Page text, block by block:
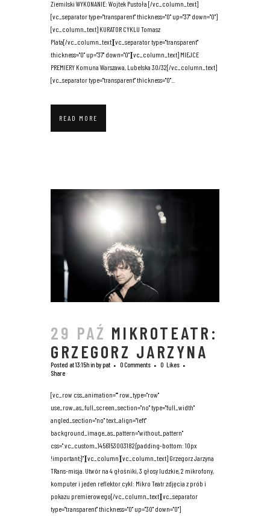
Ziemilski WYKONANIE: Wojtek Pustoła [/vc_column_text]
[vc_separator type="transparent" thickness="0" up="37" down="0"]
[vc_column_text] KURATOR CYKLU Tomasz
Plata[/vc_column_text][vc_separator type="transparent"
thickness="0" up="37" down="0"][vc_column_text] MIEJCE
PREMIERY Komuna Warszawa, Lubelska 30/32[/vc_column_text]
[vc_separator type="transparent" thickness="0"...
READ MORE
29 PAŹ MIKROTEATR:
GRZEGORZ JARZYNA
Posted at 13:15hinbypat 0 Comments 0 Likes
Share
[vc_row css_animation="" row_type="row"
use_row_as_full_screen_section="no" type="full_width"
angled_section="no" text_align="left"
background_image_as_pattern="without_pattern"
css=".vc_custom_1456153003182{padding-bottom: 10px
!important;}"][vc_column][vc_column_text] Grzegorz Jarzyna
TRans-misja. Utwór na 4 głośniki, 3 głosy ludzkie, 2 mikrofony,
komputer i jeden reflektor cykl: Mikro Teatr zdjęcia z prób i
pokazu premierowego[/vc_column_text][vc_separator
type="transparent" thickness="0" up="30" down="0"]